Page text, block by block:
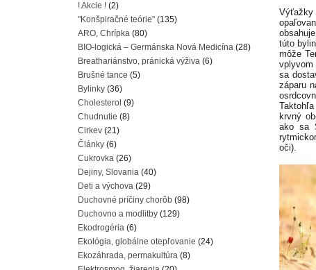
Výťažky
túto
môže
vplyvom
sa
záparu
krvný
ako sa
oči).
! Akcie ! (2)
"Konšpiračné teórie" (135)
ARO, Chrípka (80)
BIO-logická – Germánska Nová Medicína (28)
Breathariánstvo, pránická výživa (6)
Brušné tance (5)
Bylinky (36)
Cholesterol (9)
Chudnutie (8)
Cirkev (21)
Články (6)
Cukrovka (26)
Dejiny, Slovania (40)
Deti a výchova (29)
Duchovné príčiny chorôb (98)
Duchovno a modlitby (129)
Ekodrogéria (6)
Ekológia, globálne otepľovanie (24)
Ekozáhrada, permakultúra (8)